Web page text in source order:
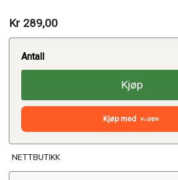
Kr 289,00
Antall
Kjøp
Kjøp med
NETTBUTIKK